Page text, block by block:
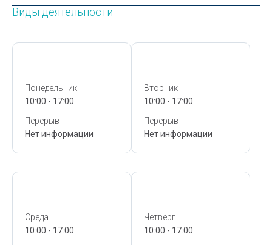
Виды деятельности
Понедельник
10:00 - 17:00
Перерыв
Нет информации
Вторник
10:00 - 17:00
Перерыв
Нет информации
Среда
10:00 - 17:00
Четверг
10:00 - 17:00